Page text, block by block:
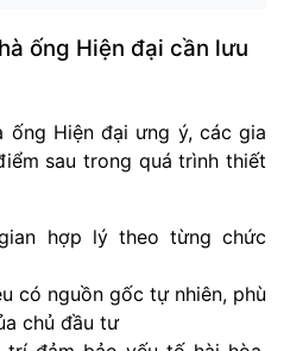
ống Hiện đại cần lưu
ống Hiện đại ưng ý, các gia
sau trong quá trình thiết
hợp lý theo từng chức
có nguồn gốc tự nhiên, phù
chủ đầu tư